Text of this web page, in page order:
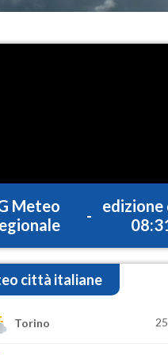
Meteo
-
edizione
città italiane
Torino